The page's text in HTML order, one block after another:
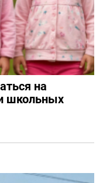
на
школьных